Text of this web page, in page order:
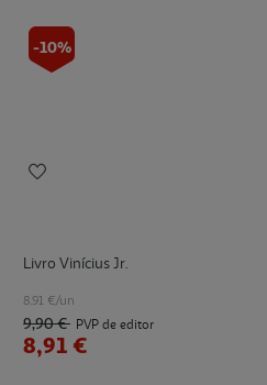
-10%
Livro Vinícius Jr.
8.91 €/un
9,90 € PVP de editor
8,91 €